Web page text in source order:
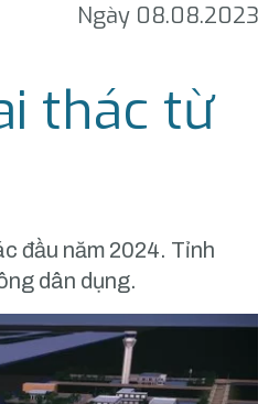
Ngày 08.08.2023
thác từ
đầu năm 2024. Tỉnh
dân dụng.